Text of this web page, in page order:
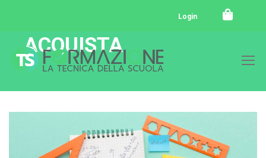
Login
ACQUISTA